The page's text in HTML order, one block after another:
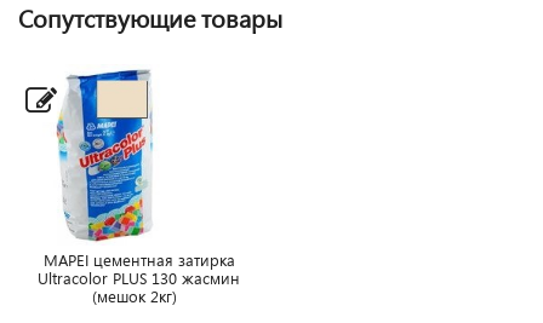
Сопутствующие товары
MAPEI цементная затирка
Ultracolor PLUS 130 жасмин
(мешок 2кг)